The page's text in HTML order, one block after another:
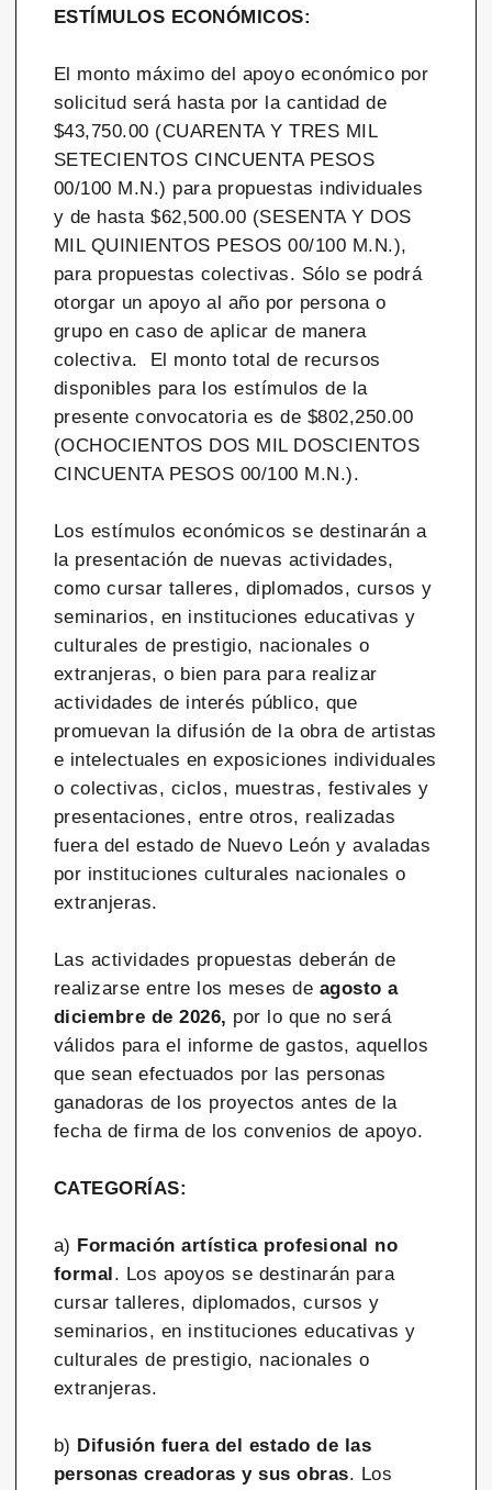
ESTÍMULOS ECONÓMICOS:
El monto máximo del apoyo económico por
solicitud será hasta por la cantidad de
$43,750.00 (CUARENTA Y TRES MIL
SETECIENTOS CINCUENTA PESOS
00/100 M.N.) para propuestas individuales
y de hasta $62,500.00 (SESENTA Y DOS
MIL QUINIENTOS PESOS 00/100 M.N.),
para propuestas colectivas. Sólo se podrá
otorgar un apoyo al año por persona o
grupo en caso de aplicar de manera
colectiva. El monto total de recursos
disponibles para los estímulos de la
presente convocatoria es de $802,250.00
(OCHOCIENTOS DOS MIL DOSCIENTOS
CINCUENTA PESOS 00/100 M.N.).
Los estímulos económicos se destinarán a
la presentación de nuevas actividades,
como cursar talleres, diplomados, cursos y
seminarios, en instituciones educativas y
culturales de prestigio, nacionales o
extranjeras, o bien para para realizar
actividades de interés público, que
promuevan la difusión de la obra de artistas
e intelectuales en exposiciones individuales
o colectivas, ciclos, muestras, festivales y
presentaciones, entre otros, realizadas
fuera del estado de Nuevo León y avaladas
por instituciones culturales nacionales o
extranjeras.
Las actividades propuestas deberán de
realizarse entre los meses de agosto a
diciembre de 2026, por lo que no será
válidos para el informe de gastos, aquellos
que sean efectuados por las personas
ganadoras de los proyectos antes de la
fecha de firma de los convenios de apoyo.
CATEGORÍAS:
a) Formación artística profesional no
formal . Los apoyos se destinarán para
cursar talleres, diplomados, cursos y
seminarios, en instituciones educativas y
culturales de prestigio, nacionales o
extranjeras.
b) Difusión fuera del estado de las
personas creadoras y sus obras. Los